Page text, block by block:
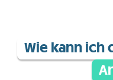
Wie kann ich